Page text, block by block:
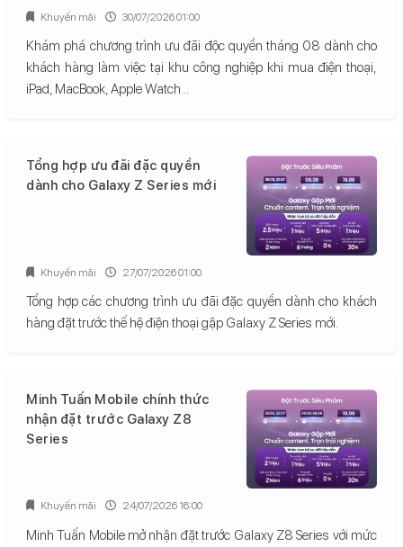
Khám phá chương trình ưu đãi độc quyền tháng 08 dành cho
khách hàng làm việc tại khu công nghiệp khi mua điện thoại,
iPad, MacBook, Apple Watch...
Khuyến mãi 30/07/2026 01:00
Tổng hợp ưu đãi đặc quyền
dành cho Galaxy Z Series mới
Tổng hợp các chương trình ưu đãi đặc quyền dành cho khách
hàng đặt trước thế hệ điện thoại gập Galaxy Z Series mới.
Khuyến mãi 27/07/2026 01:00
Minh Tuấn Mobile chính thức
nhận đặt trước Galaxy Z8
Series
Minh Tuấn Mobile mở nhận đặt trước Galaxy Z8 Series với mức
Khuyến mãi 24/07/2026 16:00